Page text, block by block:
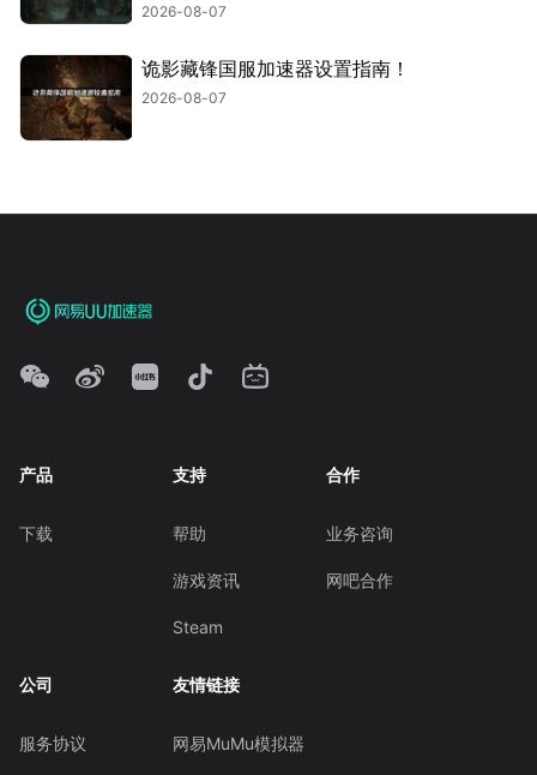
2026-08-07
诡影藏锋国服加速器设置指南！
2026-08-07
产品
下载
支持
帮助
游戏资讯
Steam
合作
业务咨询
网吧合作
公司
服务协议
友情链接
网易MuMu模拟器